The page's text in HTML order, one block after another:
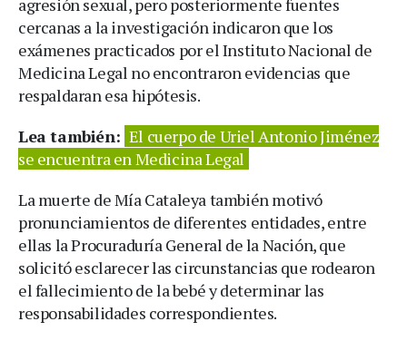
agresión sexual, pero posteriormente fuentes
cercanas a la investigación indicaron que los
exámenes practicados por el Instituto Nacional de
Medicina Legal no encontraron evidencias que
respaldaran esa hipótesis.
Lea también: El cuerpo de Uriel Antonio Jiménez
se encuentra en Medicina Legal
La muerte de Mía Cataleya también motivó
pronunciamientos de diferentes entidades, entre
ellas la Procuraduría General de la Nación, que
solicitó esclarecer las circunstancias que rodearon
el fallecimiento de la bebé y determinar las
responsabilidades correspondientes.